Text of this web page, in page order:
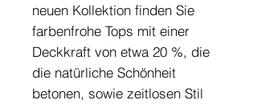
neuen Kollektion finden Sie
farbenfrohe Tops mit einer
Deckkraft von etwa 20 %, die
die natürliche Schönheit
betonen, sowie zeitlosen Stil